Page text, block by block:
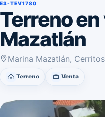
E3-TEV1780
Terreno en
Mazatlán
Marina Mazatlán,
Terreno Venta